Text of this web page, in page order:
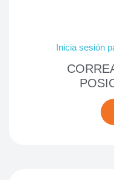
Inicia sesión